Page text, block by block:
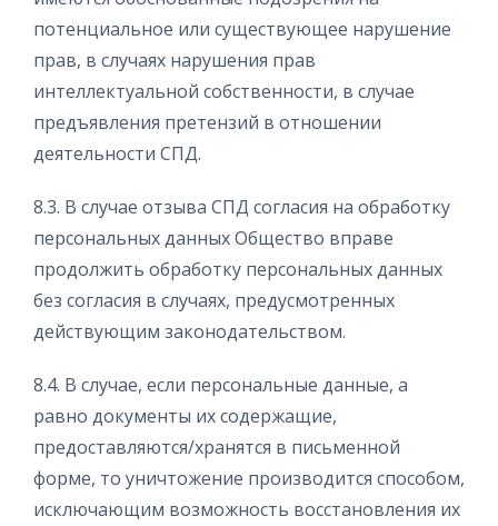
потенциальное или существующее нарушение
прав, в случаях нарушения прав
интеллектуальной собственности, в случае
предъявления претензий в отношении
деятельности СПД.
8.3. В случае отзыва СПД согласия на обработку
персональных данных Общество вправе
продолжить обработку персональных данных
без согласия в случаях, предусмотренных
действующим законодательством.
8.4. В случае, если персональные данные, а
равно документы их содержащие,
предоставляются/хранятся в письменной
форме, то уничтожение производится способом,
исключающим возможность восстановления их